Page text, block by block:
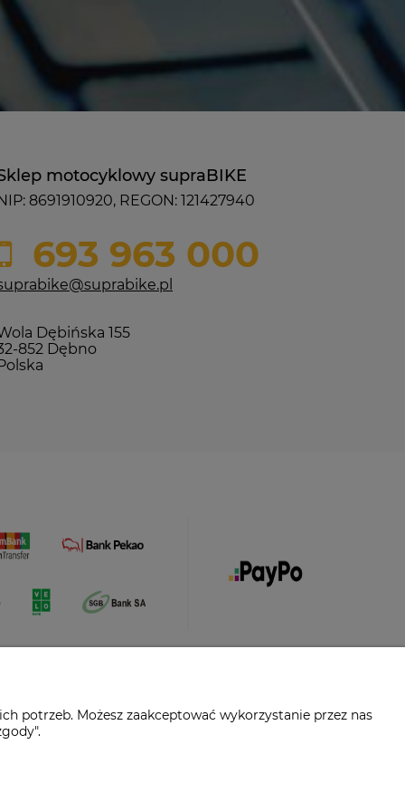
motocyklowy supraBIKE
NIP: 8691910920, REGON: 121427940
693 963 000
Dębińska 155
852 Dębno
Polska
potrzeb. Możesz zaakceptować wykorzystanie przez nas